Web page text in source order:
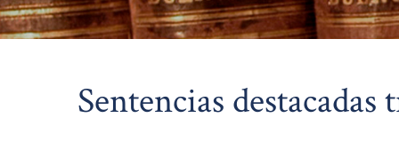
Sentencias